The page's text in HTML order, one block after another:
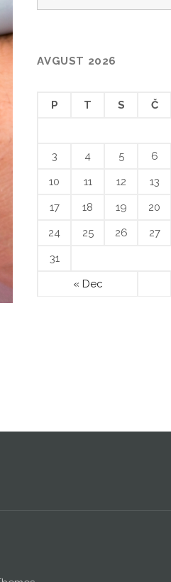
AVGUST 2026
P T S Č
« Dec
3
4 5 6
10
11 12 13
17
18 19 20
24
25 26 27
31